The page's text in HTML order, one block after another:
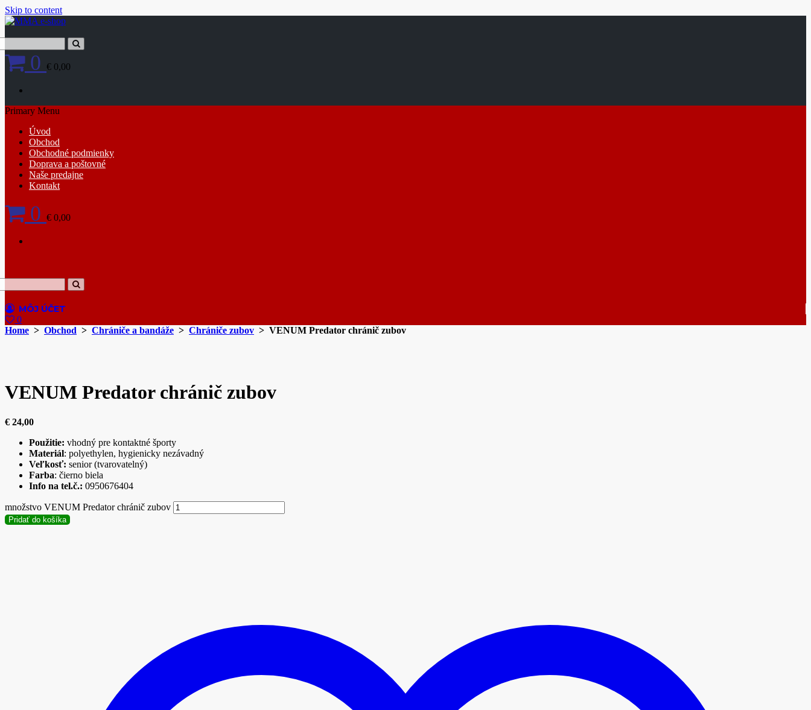
Skip to content
0 € 0,00
Primary Menu
Úvod
Obchod
Obchodné podmienky
Doprava a poštovné
Naše predajne
Kontakt
0 € 0,00
0
Home > Obchod > Chrániče a bandáže > Chrániče zubov > VENUM Predator chránič zubov
VENUM Predator chránič zubov
€ 24,00
Použitie: vhodný pre kontaktné športy
Materiál: polyethylen, hygienicky nezávadný
Veľkosť: senior (tvarovatelný)
Farba: čierno biela
Info na tel.č.: 0950676404
množstvo VENUM Predator chránič zubov
Pridať do košíka